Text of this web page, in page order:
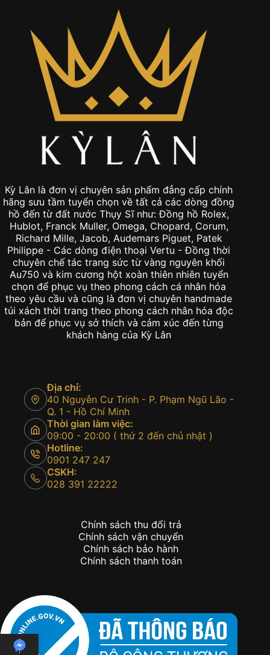
Kỳ Lân là đơn vị chuyên sản phẩm đẳng cấp chính
hãng sưu tầm tuyển chọn về tất cả các dòng đồng
hồ đến từ đất nước Thụy Sĩ như: Đồng hồ Rolex,
Hublot, Franck Muller, Omega, Chopard, Corum,
Richard Mille, Jacob, Audemars Piguet, Patek
Philippe - Các dòng điện thoại Vertu - Đồng thời
chuyên chế tác trang sức từ vàng nguyên khối
Au750 và kim cương hột xoàn thiên nhiên tuyển
chọn để phục vụ theo phong cách cá nhân hóa
theo yêu cầu và cũng là đơn vị chuyên handmade
túi xách thời trang theo phong cách nhân hóa độc
bản để phục vụ sở thích và cảm xúc đến từng
khách hàng của Kỳ Lân
Địa chỉ:
40 Nguyễn Cư Trinh - P. Phạm Ngũ Lão -
Q. 1 - Hồ Chí Minh
Thời gian làm việc:
09:00 - 20:00 ( thứ 2 đến chủ nhật )
Hotline:
0901 247 247
CSKH:
028 391 22222
Chính sách thu đổi trả
Chính sách vận chuyển
Chính sách bảo hành
Chính sách thanh toán